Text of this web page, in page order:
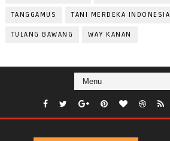
TANGGAMUS TANI MERDEKA INDONESIA
TULANG BAWANG WAY KANAN